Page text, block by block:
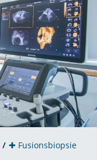
✚ Fusionsbiopsie